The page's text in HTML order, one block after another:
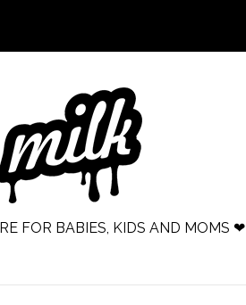
FOR BABIES, KIDS AND MOMS ❤